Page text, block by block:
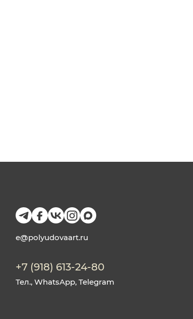
e@polyudovaart.ru
+7 (918) 613-24-80
Тел., WhatsApp, Telegram